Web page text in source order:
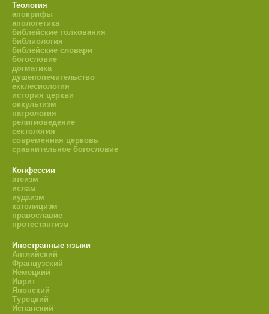
Теология
апокрифы
апологетика
библейские толкования
библиология
библейские словари
богословие
догматика
душепопечительство
екклесиология
история церкви
оккультизм
патрология
религиоведение
сектология
современная церковь
сравнительное богословие
Конфессии
атеизм
ислам
иудаизм
католицизм
православие
протестантизм
Иностранные языки
Английский
Французский
Немецкий
Иврит
Японский
Турецкий
Испанский